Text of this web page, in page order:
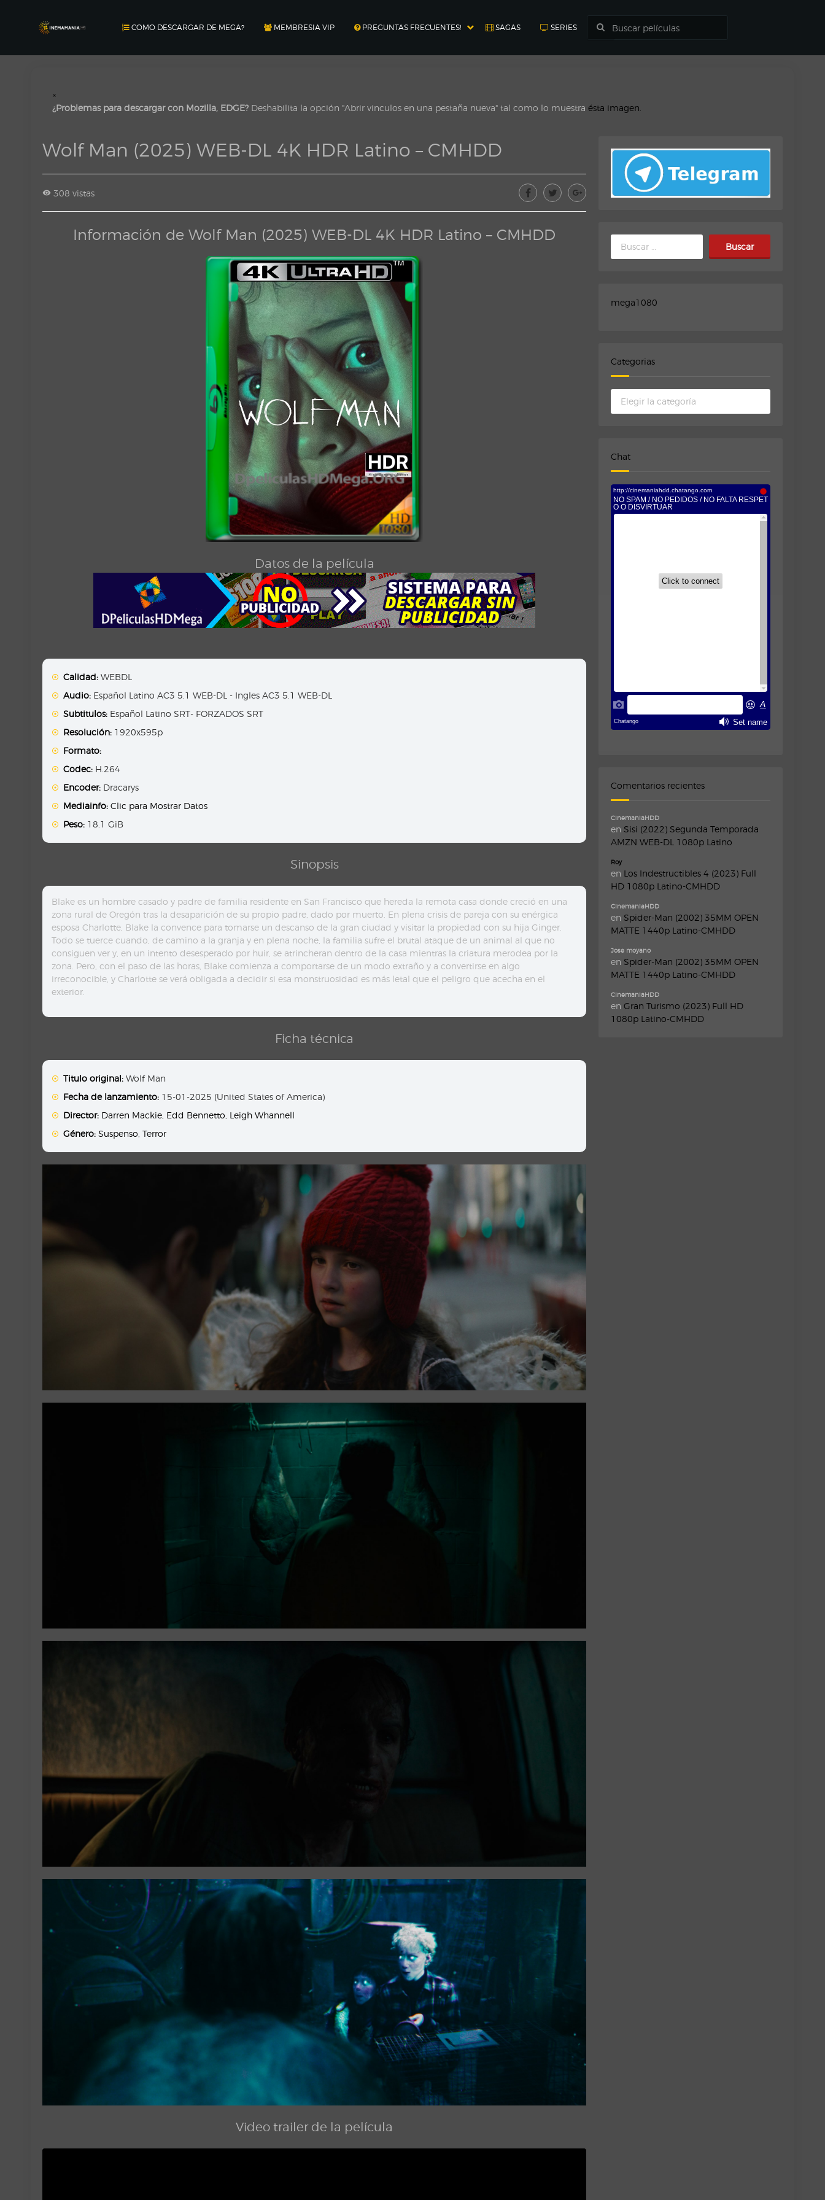
COMO DESCARGAR DE MEGA? MEMBRESIA VIP PREGUNTAS FRECUENTES! SAGAS SERIES
×
¿Problemas para descargar con Mozilla, EDGE? Deshabilita la opción "Abrir vinculos en una pestaña nueva" tal como lo muestra ésta imagen.
Wolf Man (2025) WEB-DL 4K HDR Latino – CMHDD
308 vistas
Información de Wolf Man (2025) WEB-DL 4K HDR Latino – CMHDD
Datos de la película
Calidad: WEBDL
Audio: Español Latino AC3 5.1 WEB-DL - Ingles AC3 5.1 WEB-DL
Subtitulos: Español Latino SRT- FORZADOS SRT
Resolución: 1920x595p
Formato:
Codec: H.264
Encoder: Dracarys
Mediainfo: Clic para Mostrar Datos
Peso: 18.1 GiB
Sinopsis
Blake es un hombre casado y padre de familia residente en San Francisco que hereda la remota casa donde creció en una
zona rural de Oregón tras la desaparición de su propio padre, dado por muerto. En plena crisis de pareja con su enérgica
esposa Charlotte, Blake la convence para tomarse un descanso de la gran ciudad y visitar la propiedad con su hija Ginger.
Todo se tuerce cuando, de camino a la granja y en plena noche, la familia sufre el brutal ataque de un animal al que no
consiguen ver y, en un intento desesperado por huir, se atrincheran dentro de la casa mientras la criatura merodea por la
zona. Pero, con el paso de las horas, Blake comienza a comportarse de un modo extraño y a convertirse en algo
irreconocible, y Charlotte se verá obligada a decidir si esa monstruosidad es más letal que el peligro que acecha en el
exterior.
Ficha técnica
Titulo original: Wolf Man
Fecha de lanzamiento: 15-01-2025 (United States of America)
Director: Darren Mackie Edd Bennetto Leigh Whannell
Género: Suspenso ,Terror
Video trailer de la película
Buscar:
mega1080
Categorias
Categorias
Chat
Comentarios recientes
CinemaniaHDD
en Sisi (2022) Segunda Temporada
AMZN WEB-DL 1080p Latino
Roy
en Los Indestructibles 4 (2023) Full
HD 1080p Latino-CMHDD
CinemaniaHDD
en Spider-Man (2002) 35MM OPEN
MATTE 1440p Latino-CMHDD
Jose moyano
en Spider-Man (2002) 35MM OPEN
MATTE 1440p Latino-CMHDD
CinemaniaHDD
en Gran Turismo (2023) Full HD
1080p Latino-CMHDD